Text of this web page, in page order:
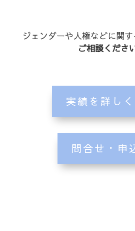
ジェンダーや人権などに関
ご相談くださ
実績を詳し
問合せ・申